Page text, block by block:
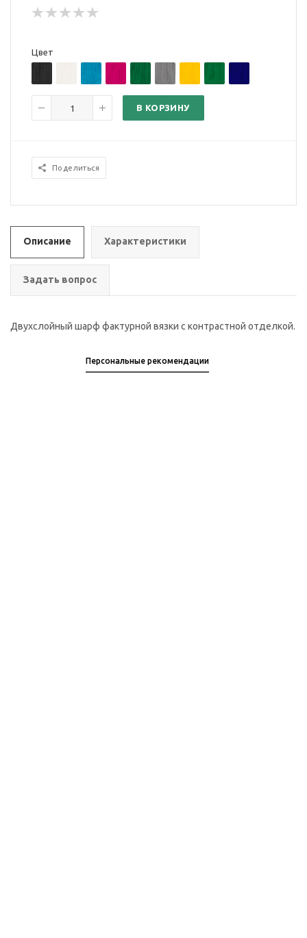
Цвет
В КОРЗИНУ
Поделиться
Описание Характеристики
Задать вопрос
Двухслойный шарф фактурной вязки с контрастной отделкой.
Персональные рекомендации